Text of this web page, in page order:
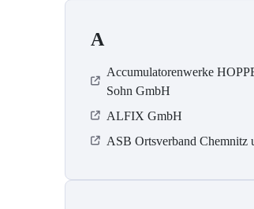
A
Accumulatorenwerke
Sohn GmbH
ALFIX GmbH
ASB Ortsverband Chemnitz